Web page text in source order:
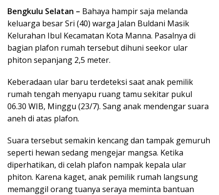
Bengkulu Selatan – Bahaya hampir saja melanda
keluarga besar Sri (40) warga Jalan Buldani Masik
Kelurahan Ibul Kecamatan Kota Manna. Pasalnya di
bagian plafon rumah tersebut dihuni seekor ular
phiton sepanjang 2,5 meter.
Keberadaan ular baru terdeteksi saat anak pemilik
rumah tengah menyapu ruang tamu sekitar pukul
06.30 WIB, Minggu (23/7). Sang anak mendengar suara
aneh di atas plafon.
Suara tersebut semakin kencang dan tampak gemuruh
seperti hewan sedang mengejar mangsa. Ketika
diperhatikan, di celah plafon nampak kepala ular
phiton. Karena kaget, anak pemilik rumah langsung
memanggil orang tuanya seraya meminta bantuan